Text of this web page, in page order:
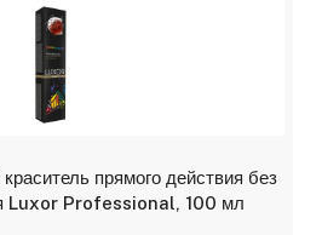
прямого действия без
Luxor Professional, 100 мл